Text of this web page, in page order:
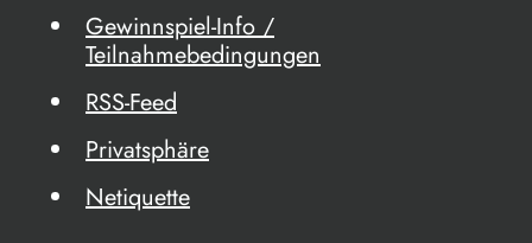
Gewinnspiel-Info /
Teilnahmebedingungen
RSS-Feed
Privatsphäre
Netiquette